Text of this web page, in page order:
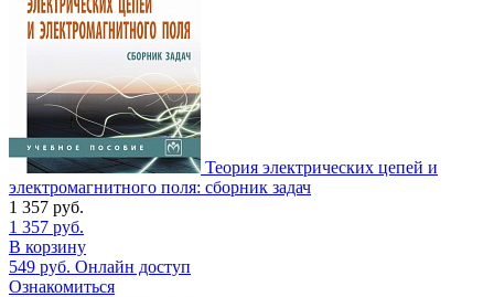
Теория электрических цепей и
электромагнитного поля: сборник задач
1 357 руб.
1 357 руб.
В корзину
549 руб. Онлайн доступ
Ознакомиться